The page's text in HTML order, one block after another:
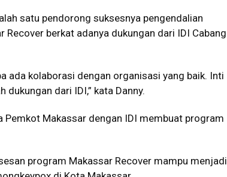
satu pendorong suksesnya pengendalian
berkat adanya dukungan dari IDI Cabang
ada kolaborasi dengan organisasi yang baik. Inti
dari IDI,” kata Danny.
Pemkot Makassar dengan IDI membuat program
program Makassar Recover mampu menjadi